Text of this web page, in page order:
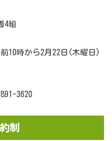
4組
10時から2月22日(木曜日)
3620
制